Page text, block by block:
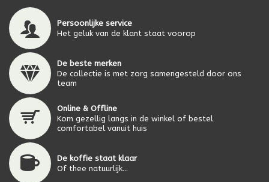
Persoonlijke service
Het geluk van de klant staat voorop
De beste merken
De collectie is met zorg samengesteld door ons
team
Online & Offline
Kom gezellig langs in de winkel of bestel
comfortabel vanuit huis
De koffie staat klaar
Of thee natuurlijk...